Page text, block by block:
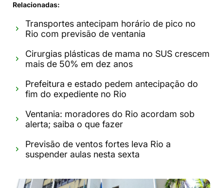
Relacionadas:
Transportes antecipam horário de pico no
Rio com previsão de ventania
Cirurgias plásticas de mama no SUS crescem
mais de 50% em dez anos
Prefeitura e estado pedem antecipação do
fim do expediente no Rio
Ventania: moradores do Rio acordam sob
alerta; saiba o que fazer
Previsão de ventos fortes leva Rio a
suspender aulas nesta sexta